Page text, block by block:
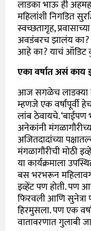
लाडका भाऊ ही
महिलांशी निगडित
स्वच्छतागृह,
अवडंबरच झालंय का?
आहे का? याचं ऑडिट
एका वर्षात असं काय
आज सगळेच लाडक्या
म्हणजे एक वर्षांपूर्वी
लांब ठेवायचे. ‘बाईपण
अनेकांनी
अजितदादांच्या
मंगळागौरीची मोठी
या कार्यक्रमाला
बस भरभरून महिलावर्ग
इव्हेंट पण होती. पण
फिरवली आणि सुनेत्रा
हिरमुसला. पण एक
वातावरणात गुलाबी